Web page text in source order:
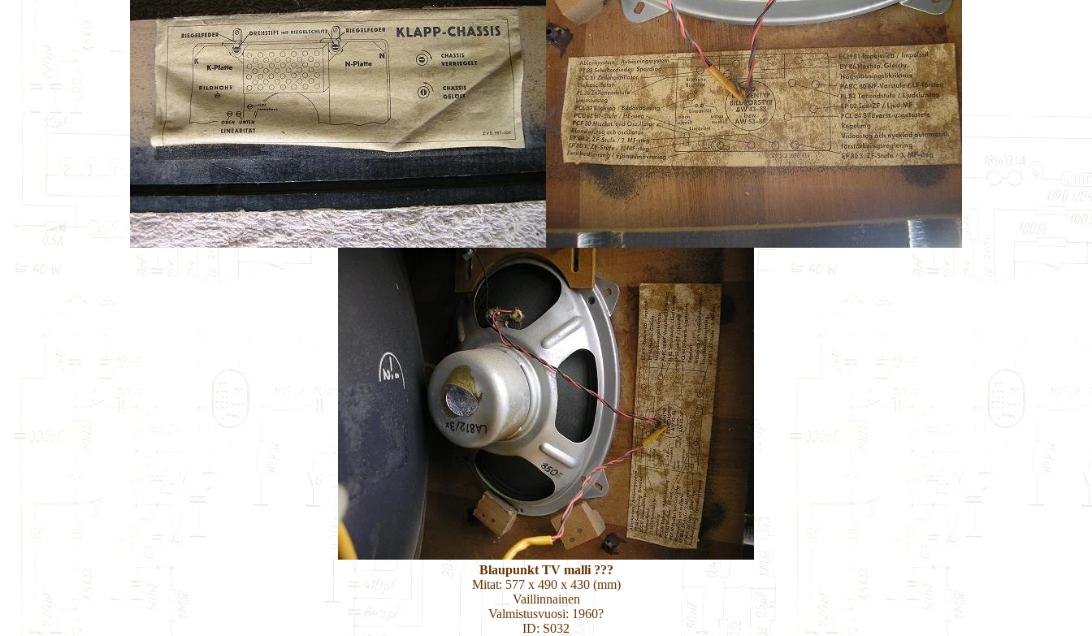
Blaupunkt TV malli ???
Mitat: 577 x 490 x 430 (mm)
Vaillinnainen
Valmistusvuosi: 1960?
ID: S032